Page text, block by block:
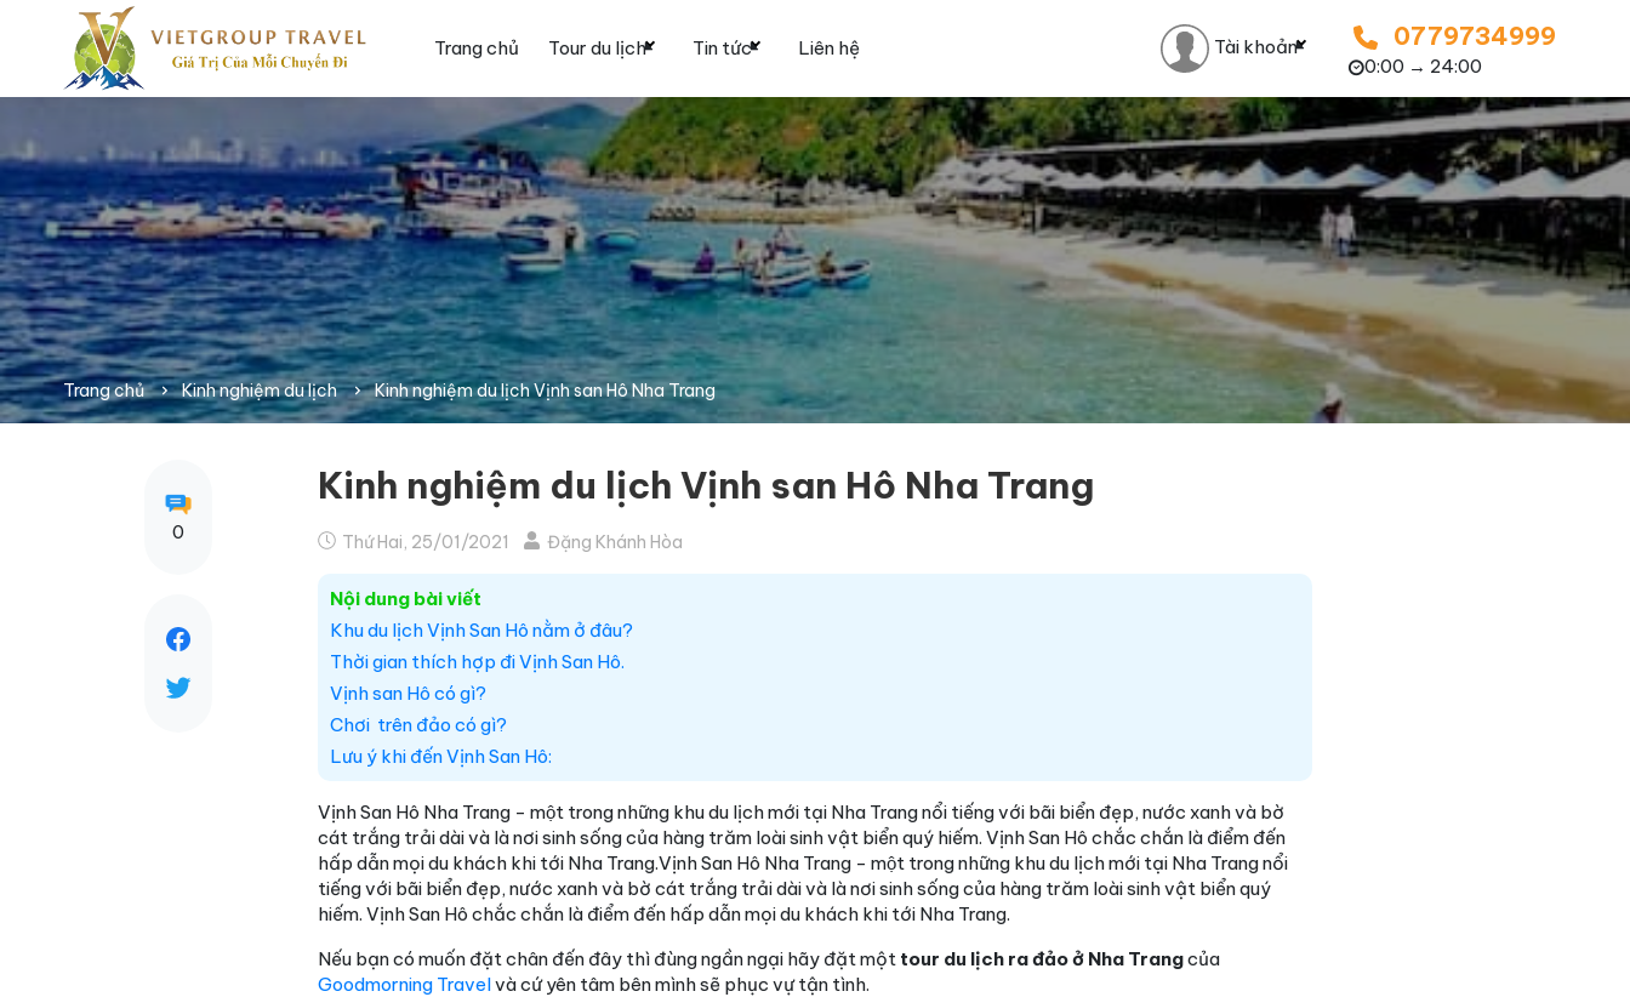
Trang chủ Tour du lịch Tin tức Liên hệ Tài khoản 0779734999
0:00 → 24:00
Trang chủ Kinh nghiệm du lịch Kinh nghiệm du lịch Vịnh san Hô Nha Trang
Kinh nghiệm du lịch Vịnh san Hô Nha Trang
Thứ Hai, 25/01/2021 Đặng Khánh Hòa
Nội dung bài viết
Khu du lịch Vịnh San Hô nằm ở đâu?
Thời gian thích hợp đi Vịnh San Hô.
Vịnh san Hô có gì?
Chơi trên đảo có gì?
Lưu ý khi đến Vịnh San Hô:
Vịnh San Hô Nha Trang - một trong những khu du lịch mới tại Nha Trang nổi tiếng với bãi biển đẹp, nước xanh và bờ
cát trắng trải dài và là nơi sinh sống của hàng trăm loài sinh vật biển quý hiếm. Vịnh San Hô chắc chắn là điểm đến
hấp dẫn mọi du khách khi tới Nha Trang.Vịnh San Hô Nha Trang - một trong những khu du lịch mới tại Nha Trang nổi
tiếng với bãi biển đẹp, nước xanh và bờ cát trắng trải dài và là nơi sinh sống của hàng trăm loài sinh vật biển quý
hiếm. Vịnh San Hô chắc chắn là điểm đến hấp dẫn mọi du khách khi tới Nha Trang.
Nếu bạn có muốn đặt chân đến đây thì đùng ngần ngại hãy đặt một tour du lịch ra đảo ở Nha Trangcủa
Goodmorning Travelvà cứ yên tâm bên mình sẽ phục vự tận tình.
0